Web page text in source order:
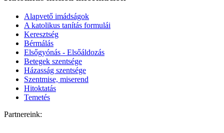
Alapvető imádságok
A katolikus tanítás formulái
Keresztség
Bérmálás
Elsőgyónás - Elsőáldozás
Betegek szentsége
Házasság szentsége
Szentmise, miserend
Hitoktatás
Temetés
Partnereink: